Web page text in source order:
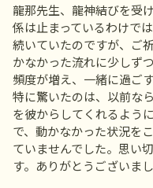
龍那先生、龍神結びを受
係は止まっているわけで
続いていたのですが、ご
かなかった流れに少しず
頻度が増え、一緒に過ご
特に驚いたのは、以前な
を彼からしてくれるよう
で、動かなかった状況を
ていませんでした。思い
す。ありがとうございまし